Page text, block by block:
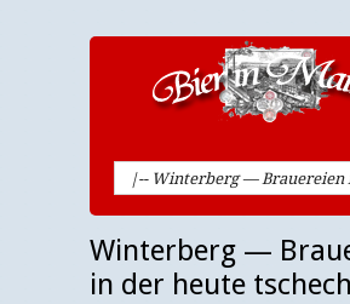
Winterberg —
in der heute